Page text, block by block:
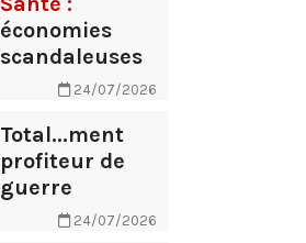
économies
scandaleuses
24/07/2026
Total...ment
profiteur de
guerre
24/07/2026